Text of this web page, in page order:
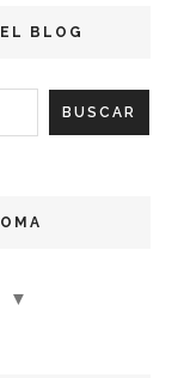
BLOG
▼